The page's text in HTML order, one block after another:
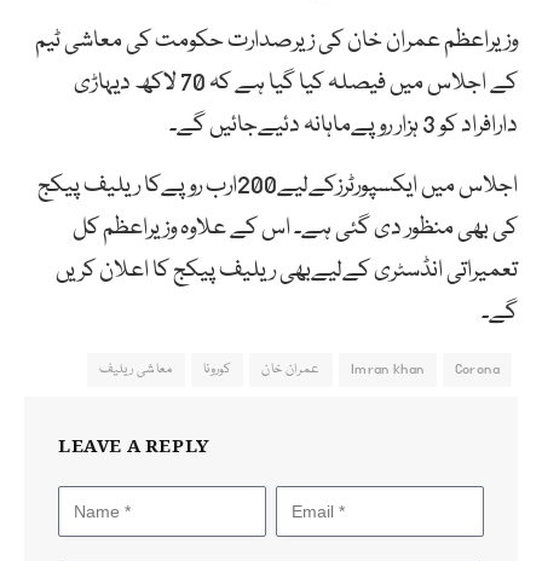
وزیراعظم عمران خان کی زیرصدارت حکومت کی معاشی ٹیم
کے اجلاس میں فیصلہ کیا گیا ہے کہ 70 لاکھ دیہاڑی
دارافراد کو 3 ہزار روپےماہانہ دئیےجائیں گے۔
اجلاس میں ایکسپورٹرزکےلیے200ارب روپےکا ریلیف پیکج
کی بھی منظور دی گئی ہے۔ اس کے علاوہ وزیراعظم کل
تعمیراتی انڈسٹری کےلیےبھی ریلیف پیکج کا اعلان کریں
گے۔
Corona
Imran khan عمران خان کورونا معاشی ریلیف
LEAVE A REPLY